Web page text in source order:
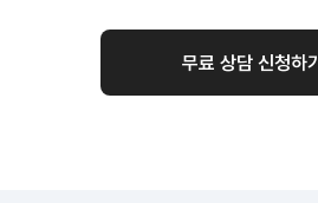
무료 상담 신청하기